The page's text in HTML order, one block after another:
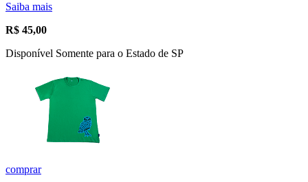
Saiba mais
R$ 45,00
Disponível Somente para o Estado de SP
comprar